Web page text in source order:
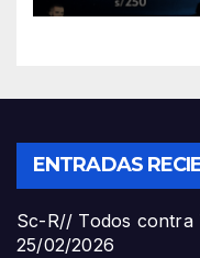
ENTRADAS
Sc-R// Todos contra
25/02/2026